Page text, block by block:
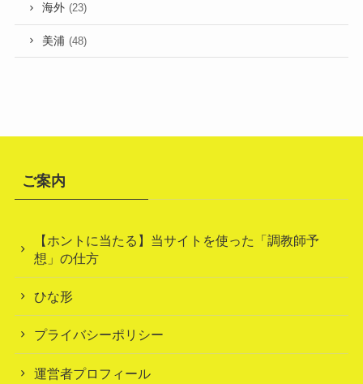
海外 (23)
美浦 (48)
ご案内
【ホントに当たる】当サイトを使った「調教師予
想」の仕方
ひな形
プライバシーポリシー
運営者プロフィール